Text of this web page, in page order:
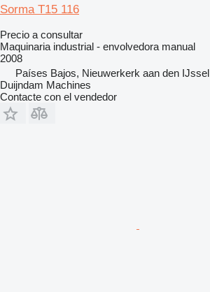
Sorma T15 116
Precio a consultar
Maquinaria industrial - envolvedora manual
2008
Países Bajos, Nieuwerkerk aan den IJssel
Duijndam Machines
Contacte con el vendedor